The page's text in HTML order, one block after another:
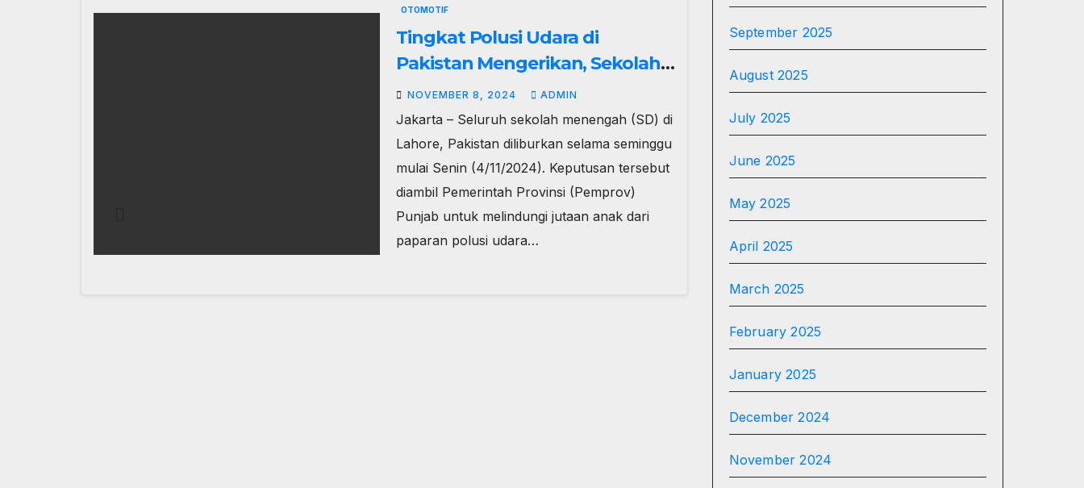
OTOMOTIF
Tingkat Polusi Udara di
Pakistan Mengerikan, Sekolah
Terpaksa Ditutup
NOVEMBER 8, 2024 ADMIN
Jakarta – Seluruh sekolah menengah (SD) di
Lahore, Pakistan diliburkan selama seminggu
mulai Senin (4/11/2024). Keputusan tersebut
diambil Pemerintah Provinsi (Pemprov)
Punjab untuk melindungi jutaan anak dari
paparan polusi udara…
September 2025
August 2025
July 2025
June 2025
May 2025
April 2025
March 2025
February 2025
January 2025
December 2024
November 2024